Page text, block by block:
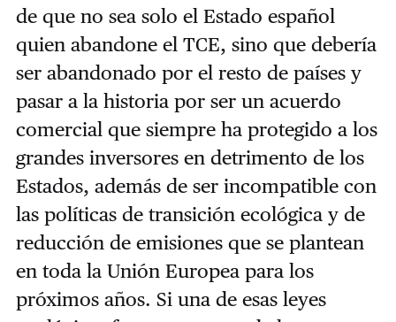
de que no sea solo el Estado español
quien abandone el TCE, sino que debería
ser abandonado por el resto de países y
pasar a la historia por ser un acuerdo
comercial que siempre ha protegido a los
grandes inversores en detrimento de los
Estados, además de ser incompatible con
las políticas de transición ecológica y de
reducción de emisiones que se plantean
en toda la Unión Europea para los
próximos años. Si una de esas leyes